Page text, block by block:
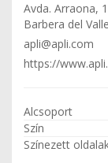
Avda. Arraona,
Barbera del
apli@apli.com
https://
Alcsoport
Szín
Színezett